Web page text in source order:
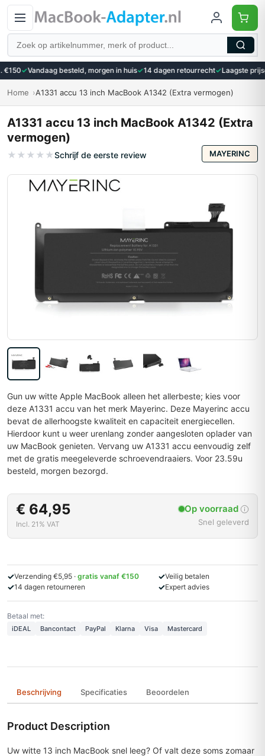
✓Vandaag besteld, morgen in huis✓14 dagen retourrecht✓Laagste
Home A1331 accu 13 inch MacBook A1342 (Extra vermogen)
A1331 accu 13 inch MacBook A1342 (Extra
vermogen)
★ ★ ★ ★ ★Schrijf de eerste review MAYERINC
Gun uw witte Apple MacBook alleen het allerbeste; kies voor
deze A1331 accu van het merk Mayerinc. Deze Mayerinc accu
bevat de allerhoogste kwaliteit en capaciteit energiecellen.
Hierdoor kunt u weer urenlang zonder aangesloten oplader van
uw MacBook genieten. Vervang uw A1331 accu eenvoudig zelf
met de gratis meegeleverde schroevendraaiers. Voor 23.59u
besteld, morgen bezorgd.
€ 64,95
Incl. 21% VAT
Op voorraad
Snel geleverd
✓Verzending €5,95 · gratis vanaf €150 ✓Veilig betalen
✓14 dagen retourneren ✓Expert advies
Betaal met:
iDEAL Bancontact PayPal Klarna Visa Mastercard
Beschrijving Specificaties Beoordelen
Product Description
Uw witte 13 inch MacBook snel leeg? Of valt deze soms zomaar